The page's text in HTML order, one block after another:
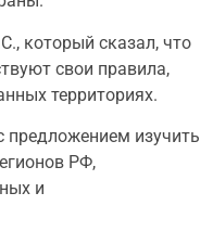
который сказал, что
свои правила,
территориях.
предложением изучить
РФ,
и